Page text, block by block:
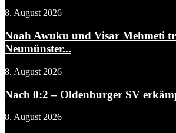
8. August 2026
Noah Awuku und Visar Mehmeti
Neumünster...
8. August 2026
Nach 0:2 – Oldenburger SV
8. August 2026